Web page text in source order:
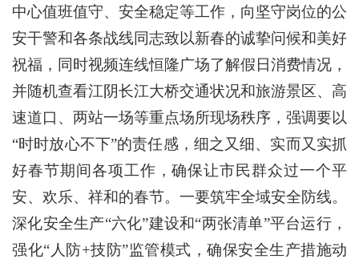
中心值班值守、安全稳定等工作，向坚守岗位的公
安干警和各条战线同志致以新春的诚挚问候和美好
祝福，同时视频连线恒隆广场了解假日消费情况，
并随机查看江阴长江大桥交通状况和旅游景区、高
速道口、两站一场等重点场所现场秩序，强调要以
“时时放心不下”的责任感，细之又细、实而又实抓
好春节期间各项工作，确保让市民群众过一个平
安、欢乐、祥和的春节。一要筑牢全域安全防线。
深化安全生产“六化”建设和“两张清单”平台运行，
强化“人防+技防”监管模式，确保安全生产措施动